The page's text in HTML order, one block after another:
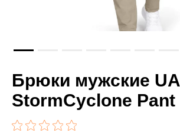
Брюки мужские UA
StormCyclone Pant